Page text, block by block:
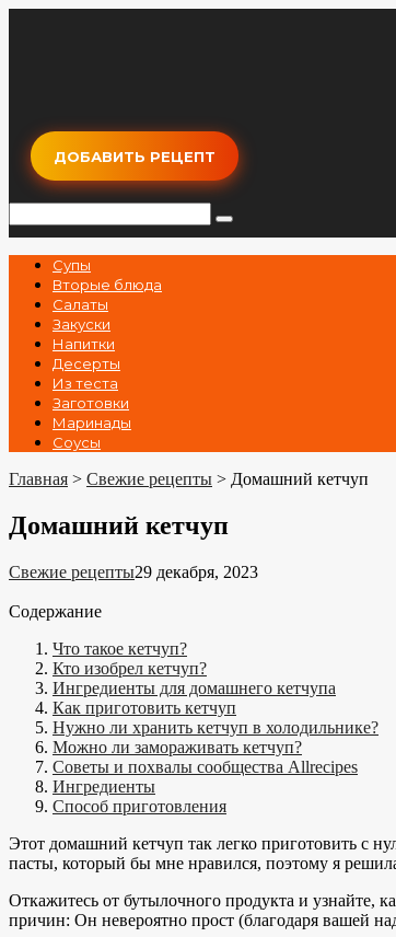
ДОБАВИТЬ РЕЦЕПТ
Супы
Вторые блюда
Салаты
Закуски
Напитки
Десерты
Из теста
Заготовки
Маринады
Соусы
Главная > Свежие рецепты > Домашний кетчуп
Домашний кетчуп
Свежие рецепты29 декабря, 2023
Содержание
Что такое кетчуп?
Кто изобрел кетчуп?
Ингредиенты для домашнего кетчупа
Как приготовить кетчуп
Нужно ли хранить кетчуп в холодильнике?
Можно ли замораживать кетчуп?
Советы и похвалы сообщества Allrecipes
Ингредиенты
Способ приготовления
Этот домашний кетчуп так легко приготовить с
пасты, который бы мне нравился, поэтому я
Откажитесь от бутылочного продукта и
причин: Он невероятно прост (благодаря вашей